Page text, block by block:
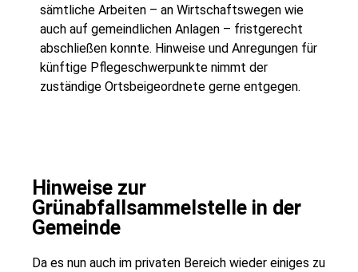
sämtliche Arbeiten – an Wirtschaftswegen wie
auch auf gemeindlichen Anlagen – fristgerecht
abschließen konnte. Hinweise und Anregungen für
künftige Pflegeschwerpunkte nimmt der
zuständige Ortsbeigeordnete gerne entgegen.
Hinweise zur
Grünabfallsammelstelle in der
Gemeinde
Da es nun auch im privaten Bereich wieder einiges zu